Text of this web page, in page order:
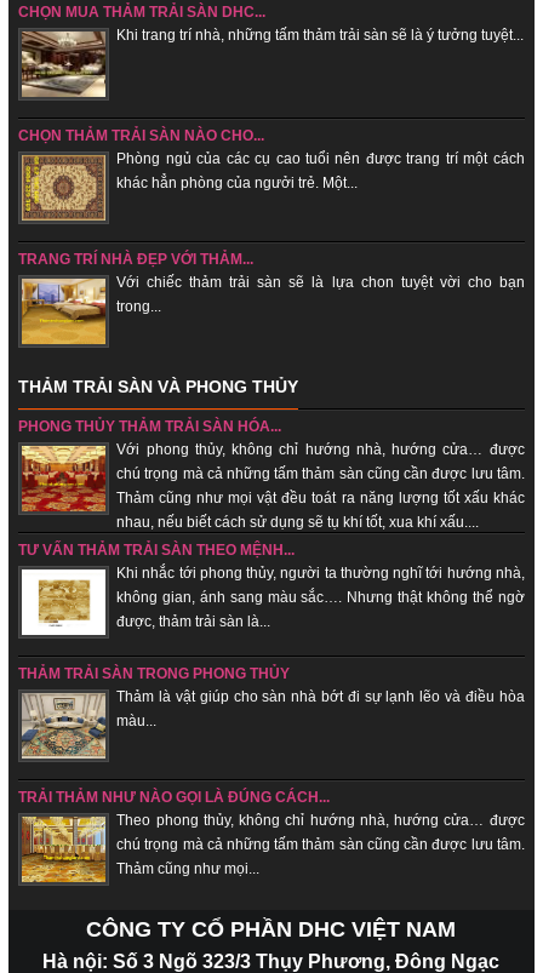
CHỌN MUA THẢM TRẢI SÀN DHC...
Khi trang trí nhà, những tấm thảm trải sàn sẽ là ý tưởng tuyệt...
CHỌN THẢM TRẢI SÀN NÀO CHO...
Phòng ngủ của các cụ cao tuổi nên được trang trí một cách
khác hẳn phòng của ngưởi trẻ. Một...
TRANG TRÍ NHÀ ĐẸP VỚI THẢM...
Với chiếc thảm trải sàn sẽ là lựa chon tuyệt vời cho bạn
trong...
THẢM TRẢI SÀN VÀ PHONG THỦY
PHONG THỦY THẢM TRẢI SÀN HÓA...
Với phong thủy, không chỉ hướng nhà, hướng cửa… được
chú trọng mà cả những tấm thảm sàn cũng cần được lưu tâm.
Thảm cũng như mọi vật đều toát ra năng lượng tốt xấu khác
nhau, nếu biết cách sử dụng sẽ tụ khí tốt, xua khí xấu....
TƯ VẤN THẢM TRẢI SÀN THEO MỆNH...
Khi nhắc tới phong thủy, người ta thường nghĩ tới hướng nhà,
không gian, ánh sang màu sắc…. Nhưng thật không thể ngờ
được, thảm trải sàn là...
THẢM TRẢI SÀN TRONG PHONG THỦY
Thảm là vật giúp cho sàn nhà bớt đi sự lạnh lẽo và điều hòa
màu...
TRẢI THẢM NHƯ NÀO GỌI LÀ ĐÚNG CÁCH...
Theo phong thủy, không chỉ hướng nhà, hướng cửa… được
chú trọng mà cả những tấm thảm sàn cũng cần được lưu tâm.
Thảm cũng như mọi...
CÔNG TY CỔ PHẦN DHC VIỆT NAM
Hà nội: Số 3 Ngõ 323/3 Thụy Phương, Đông Ngạc